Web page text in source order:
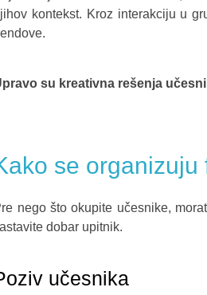
kontekst. Kroz interakciju u
su kreativna rešenja
se organizuju
nego što okupite učesnike,
dobar upitnik.
učesnika